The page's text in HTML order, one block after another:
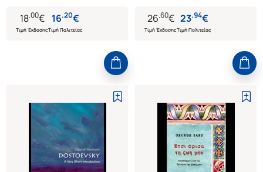
18.00€
Τιμή Έκδοσης
16.20€
Τιμή Πολιτείας
26.60€
Τιμή Έκδοσης
23.94€
Τιμή Πολιτείας